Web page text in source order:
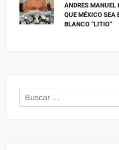
ANDRES MANUEL
QUE MÉXICO SEA
BLANCO “LITIO”